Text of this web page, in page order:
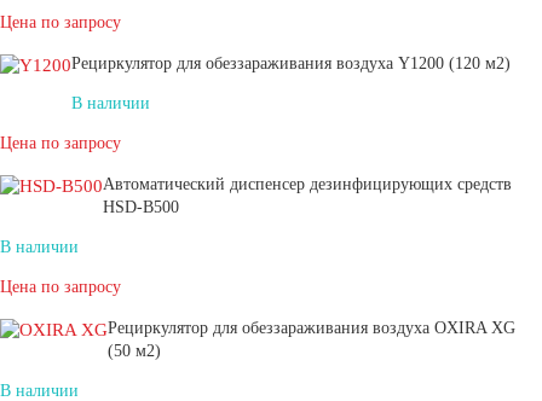
Цена по запросу
Рециркулятор для обеззараживания воздуха Y1200 (120 м2)
В наличии
Цена по запросу
Автоматический диспенсер дезинфицирующих средств
HSD-В500
В наличии
Цена по запросу
Рециркулятор для обеззараживания воздуха OXIRA XG
(50 м2)
В наличии